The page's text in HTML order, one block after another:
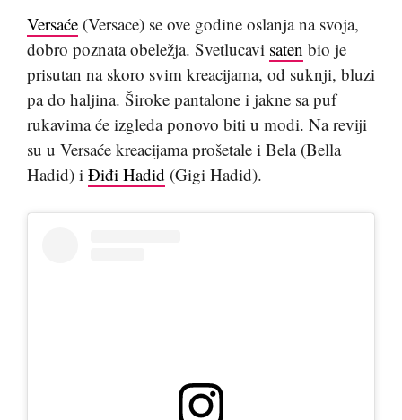
Versaće (Versace) se ove godine oslanja na svoja,
dobro poznata obeležja. Svetlucavi saten bio je
prisutan na skoro svim kreacijama, od suknji, bluzi
pa do haljina. Široke pantalone i jakne sa puf
rukavima će izgleda ponovo biti u modi. Na reviji
su u Versaće kreacijama prošetale i Bela (Bella
Hadid) i Điđi Hadid (Gigi Hadid).